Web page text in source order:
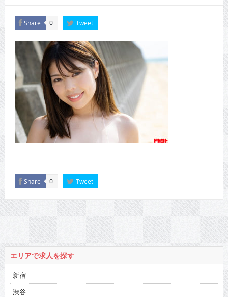
Share 0 Tweet
Share 0 Tweet
エリアで求人を探す
新宿
渋谷